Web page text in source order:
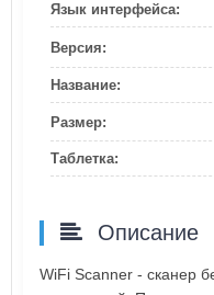
Язык интерфейса:
Версия:
Название:
Размер:
Таблетка:
Описание
WiFi Scanner - сканер